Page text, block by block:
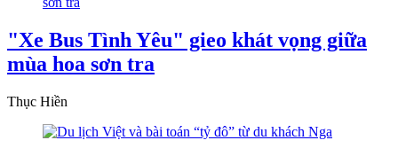
"Xe Bus Tình Yêu" gieo khát vọng giữa
mùa hoa sơn tra
Thục Hiền